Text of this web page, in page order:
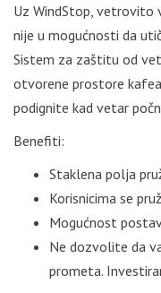
Uz WindStop, vetrovito
nije u mogućnosti da
Sistem za zaštitu od
otvorene prostore
podignite kad vetar
Benefiti:
Staklena polja
Korisnicima se
Mogućnost
Ne dozvolite da
prometa.